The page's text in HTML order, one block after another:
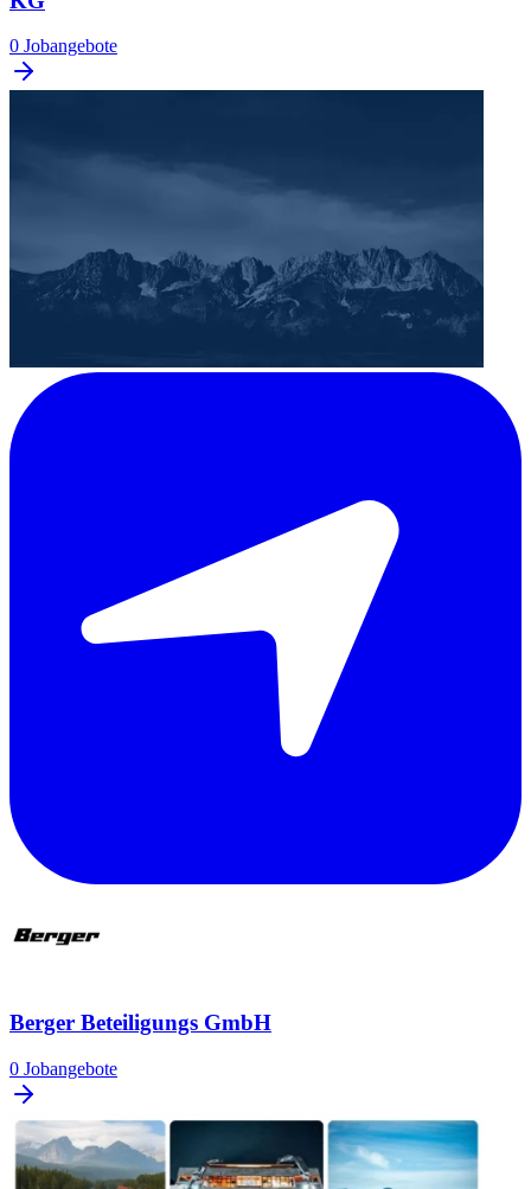
0 Jobangebote
Berger Beteiligungs GmbH
0 Jobangebote